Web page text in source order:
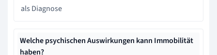
als Diagnose
Welche psychischen Auswirkungen kann Immobilität
haben?